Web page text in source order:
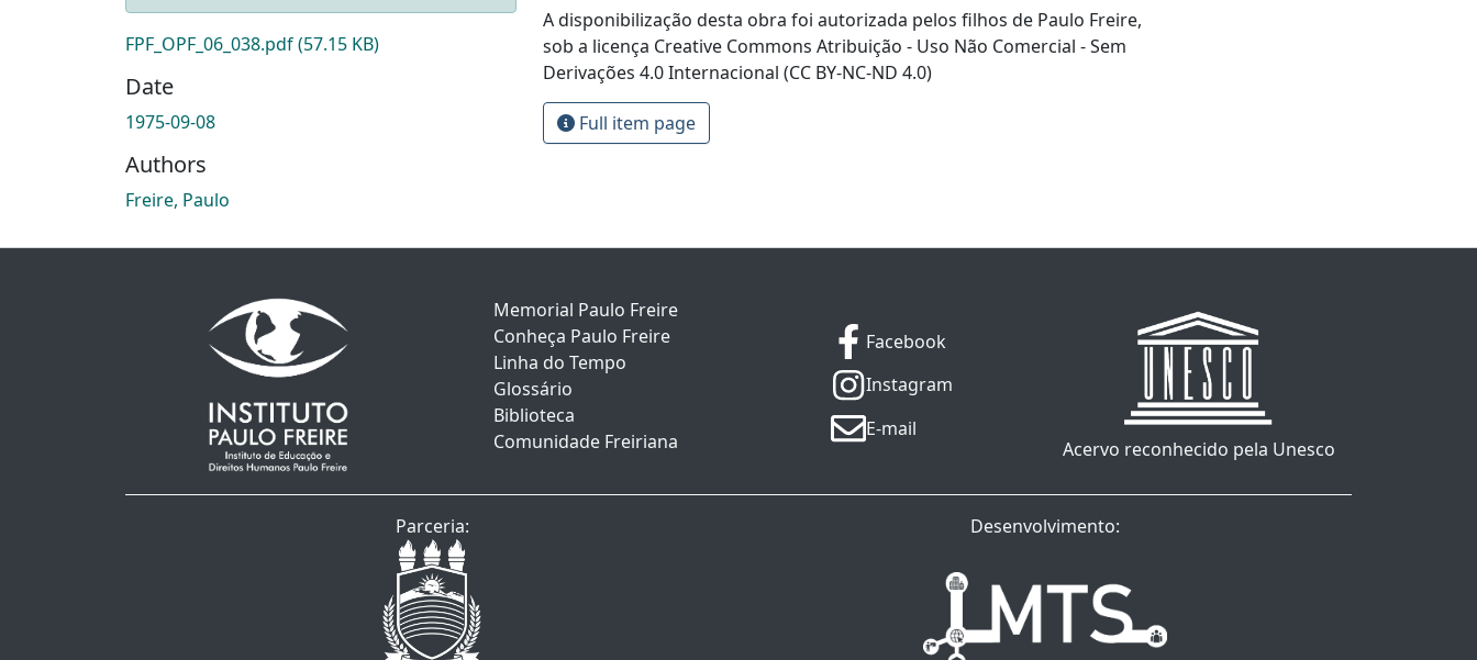
FPF_OPF_06_038.pdf(57.15 KB)
Date
1975-09-08
Authors
Freire, Paulo
A disponibilização desta obra foi autorizada pelos filhos de Paulo Freire,
sob a licença Creative Commons Atribuição - Uso Não Comercial - Sem
Derivações 4.0 Internacional (CC BY-NC-ND 4.0)
Full item page
Memorial Paulo Freire
Conheça Paulo Freire
Linha do Tempo
Glossário
Biblioteca
Comunidade Freiriana
Facebook
Instagram
E-mail
Acervo reconhecido pela Unesco
Parceria: Desenvolvimento: